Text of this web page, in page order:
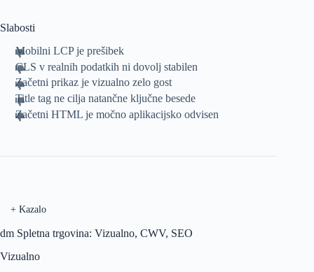
Slabosti
Mobilni LCP je prešibek
CLS v realnih podatkih ni dovolj stabilen
Začetni prikaz je vizualno zelo gost
Title tag ne cilja natančne ključne besede
Začetni HTML je močno aplikacijsko odvisen
+ Kazalo
dm Spletna trgovina: Vizualno, CWV, SEO
Vizualno